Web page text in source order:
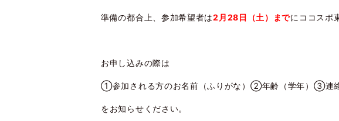
準備の都合上、参加希望者は2月28日（土） までにココスポ
お申し込みの際は
①参加される方のお名前（ふりがな）②年齢（学年）➂連
をお知らせください。